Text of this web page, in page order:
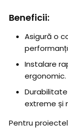
Beneficii:
Asigură o
Instalare
ergonomic.
extreme și
Pentru